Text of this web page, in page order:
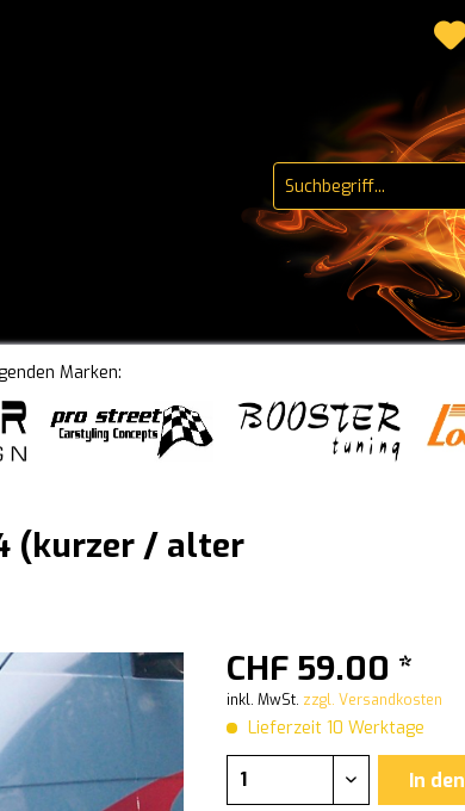
Marken:
(kurzer / alter
CHF 59.00 *
inkl. MwSt. zzgl. Versandkosten
Lieferzeit 10 Werktage
In den